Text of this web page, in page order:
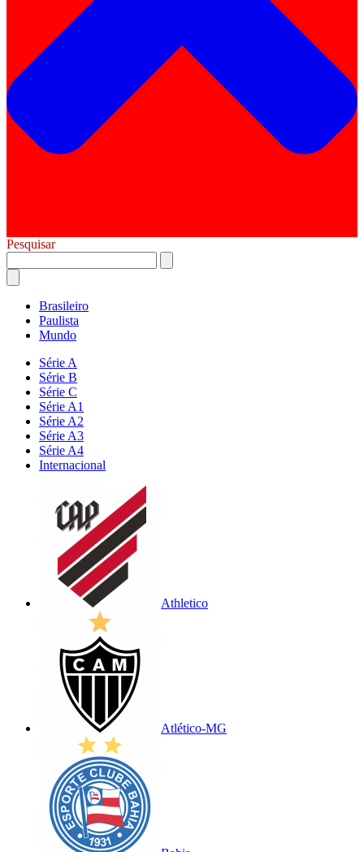
Pesquisar
Brasileiro
Paulista
Mundo
Série A
Série B
Série C
Série A1
Série A2
Série A3
Série A4
Internacional
Athletico
Atlético-MG